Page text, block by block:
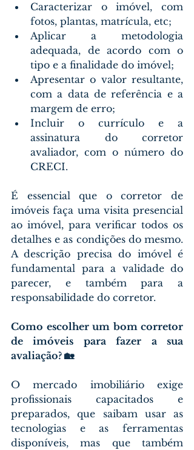
Caracterizar o imóvel, com
fotos, plantas, matrícula, etc;
Aplicar a metodologia
adequada, de acordo com o
tipo e a finalidade do imóvel;
Apresentar o valor resultante,
com a data de referência e a
margem de erro;
Incluir o currículo e a
assinatura do corretor
avaliador, com o número do
CRECI.
É essencial que o corretor de
imóveis faça uma visita presencial
ao imóvel, para verificar todos os
detalhes e as condições do mesmo.
A descrição precisa do imóvel é
fundamental para a validade do
parecer, e também para a
responsabilidade do corretor.
Como escolher um bom corretor
de imóveis para fazer a sua
avaliação? 🏡
O mercado imobiliário exige
profissionais capacitados e
preparados, que saibam usar as
tecnologias e as ferramentas
disponíveis, mas que também